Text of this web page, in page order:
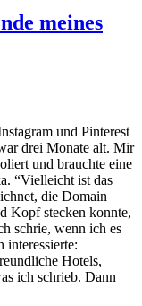
meines
und Pinterest
drei Monate alt. Mir
und brauchte eine
“Vielleicht ist das
die Domain
Kopf stecken konnte,
schrie, wenn ich es
interessierte:
Hotels,
ich schrieb. Dann